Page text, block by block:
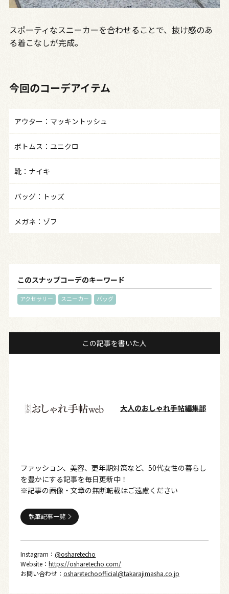
スポーティなスニーカーを合わせることで、抜け感のあ
る着こなしが完成。
今回のコーデアイテム
アウター：マッキントッシュ
ボトムス：ユニクロ
靴：ナイキ
バッグ：トッズ
メガネ：ゾフ
このスナップコーデのキーワード
アクセサリー スニーカー バッグ
この記事を書いた人
大人のおしゃれ手帖編集部
ファッション、美容、更年期対策など、50代女性の暮らし
を豊かにする記事を毎日更新中！
※記事の画像・文章の無断転載はご遠慮ください
執筆記事一覧
Instagram：@osharetecho
Website：https://osharetecho.com/
お問い合わせ：osharetechoofficial@takarajimasha.co.jp